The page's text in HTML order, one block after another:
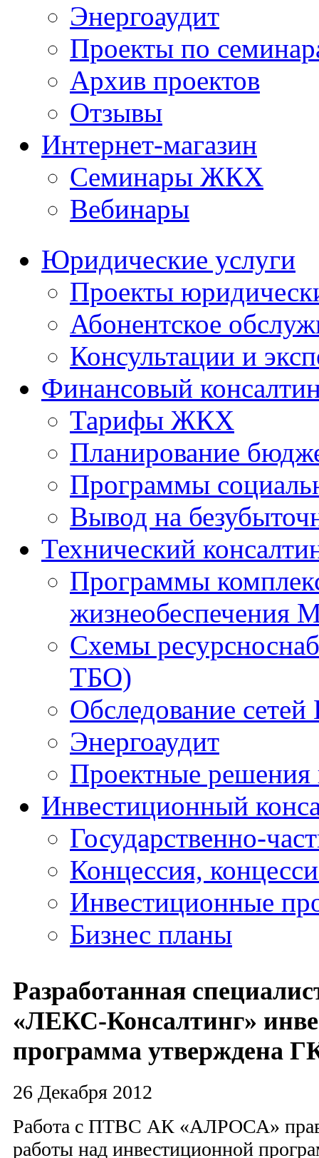
Энергоаудит
Проекты по
Архив проектов
Отзывы
Интернет-магазин
Семинары ЖКХ
Вебинары
Юридические услуги
Проекты
Абонентское
Консультации и
Финансовый
Тарифы ЖКХ
Планирование
Программы
Вывод на
Технический
Программы
жизнеобеспечения
Схемы
ТБО)
Обследование
Энергоаудит
Проектные решения
Инвестиционный
Государственно-
Концессия,
Инвестиционные
Бизнес планы
Разработанная
«ЛЕКС-Консалтинг»
программа утверждена
26 Декабря 2012
Работа с ПТВС АК «АЛРОСА»
работы над инвестиционной